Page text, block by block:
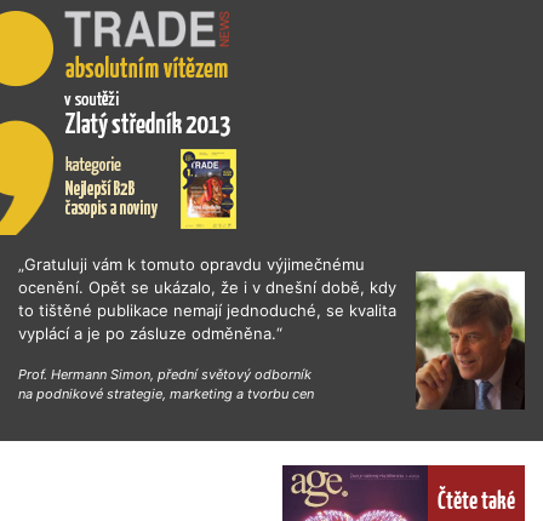
„Gratuluji vám k tomuto opravdu výjimečnému
ocenění. Opět se ukázalo, že i v dnešní době, kdy
to tištěné publikace nemají jednoduché, se kvalita
vyplácí a je po zásluze odměněna.“
Prof. Hermann Simon, přední světový odborník
na podnikové strategie, marketing a tvorbu cen
Čtěte také